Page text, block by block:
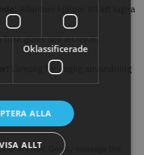
Allantoin hjälper till att lugna
frisk glans och en mjuk,
Lämplig för daglig användning
or dry hair. Gently massage the
Kyone Vintage Zero Trimmer
Oklassificerade
ALLA
ALLT